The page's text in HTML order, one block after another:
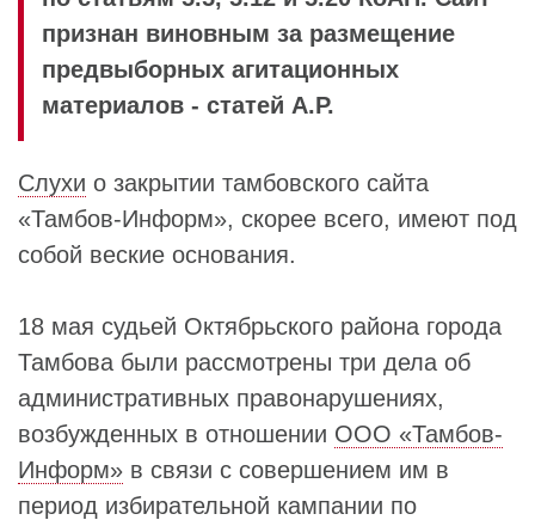
признан виновным за размещение
предвыборных агитационных
материалов - статей А.Р.
Слухи о закрытии тамбовского сайта
«Тамбов-Информ», скорее всего, имеют под
собой веские основания.
18 мая судьей Октябрьского района города
Тамбова были рассмотрены три дела об
административных правонарушениях,
возбужденных в отношении ООО «Тамбов-
Информ» в связи с совершением им в
период избирательной кампании по